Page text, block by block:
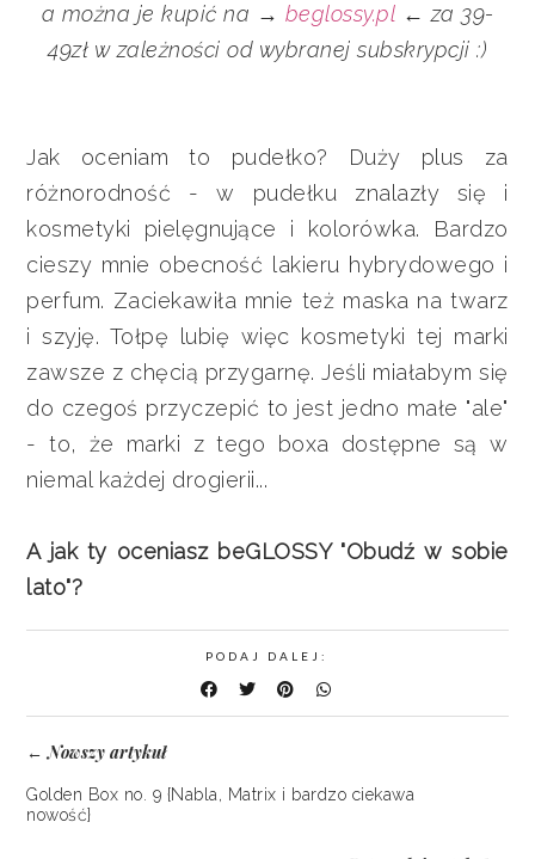
a można je kupić na → beglossy.pl ← za 39-
49zł w zależności od wybranej subskrypcji :)
Jak oceniam to pudełko? Duży plus za
różnorodność - w pudełku znalazły się i
kosmetyki pielęgnujące i kolorówka. Bardzo
cieszy mnie obecność lakieru hybrydowego i
perfum. Zaciekawiła mnie też maska na twarz
i szyję. Tołpę lubię więc kosmetyki tej marki
zawsze z chęcią przygarnę. Jeśli miałabym się
do czegoś przyczepić to jest jedno małe "ale"
- to, że marki z tego boxa dostępne są w
niemal każdej drogierii...
A jak ty oceniasz beGLOSSY "Obudź w sobie
lato"?
PODAJ DALEJ:
←Nowszy artykuł
Golden Box no. 9 {Nabla, Matrix i bardzo ciekawa
nowość}